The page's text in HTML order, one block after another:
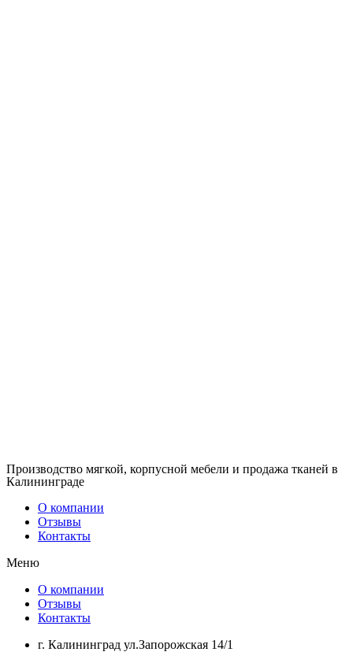
Производство мягкой, корпусной мебели и продажа тканей в
Калининграде
О компании
Отзывы
Контакты
Меню
О компании
Отзывы
Контакты
г. Калининград ул.Запорожская 14/1